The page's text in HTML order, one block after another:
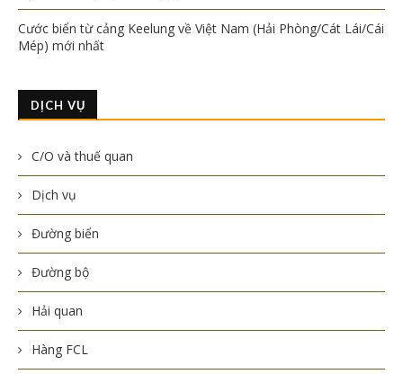
Cước biển từ cảng Keelung về Việt Nam (Hải Phòng/Cát Lái/Cái
Mép) mới nhất
DỊCH VỤ
C/O và thuế quan
Dịch vụ
Đường biển
Đường bộ
Hải quan
Hàng FCL